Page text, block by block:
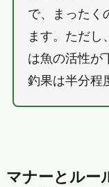
で、まったく
ます。ただし
は魚の活性が
釣果は半分程
マナーとルー